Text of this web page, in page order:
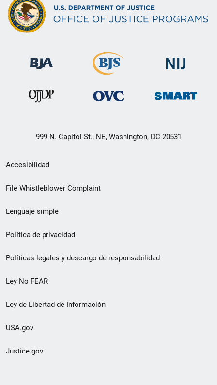
999 N. Capitol St., NE, Washington, DC 20531
Menú
de
de
pie
de
página
Accesibilidad
File Whistleblower Complaint
Lenguaje simple
Política de privacidad
Políticas legales y descargo de responsabilidad
Ley No FEAR
Ley de Libertad de Información
USA.gov
Justice.gov